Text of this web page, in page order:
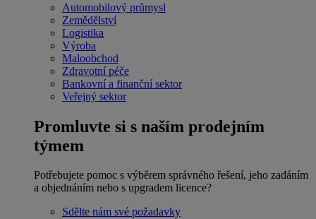
Automobilový průmysl
Zemědělství
Logistika
Výroba
Maloobchod
Zdravotní péče
Bankovní a finanční sektor
Veřejný sektor
Promluvte si s naším prodejním
týmem
Potřebujete pomoc s výběrem správného řešení, jeho zadáním
a objednáním nebo s upgradem licence?
Sdělte nám své požadavky